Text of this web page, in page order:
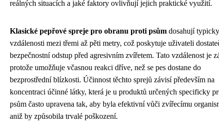
reálných situacích a jaké faktory ovlivňují jejich praktické využití.
Klasické pepřové spreje pro obranu proti psům dosahují typicky
vzdálenosti mezi třemi až pěti metry, což poskytuje uživateli
bezpečnostní odstup před agresivním zvířetem. Tato vzdálenost je
protože umožňuje včasnou reakci dříve, než se pes dostane do
bezprostřední blízkosti. Účinnost těchto sprejů závisí především na
koncentraci účinné látky, která je u produktů určených specificky
psům často upravena tak, aby byla efektivní vůči zvířecímu
aniž by způsobila trvalé poškození.